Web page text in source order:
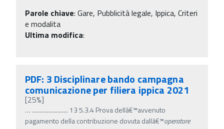
Parole chiave: Gare, Pubblicità legale, Ippica, Criteri
e modalita
Ultima modifica:
PDF: 3 Disciplinare bando campagna
comunicazione per filiera ippica 2021
[25%]
… ........................ 13 5.3.4 Prova dellâ€™avvenuto
pagamento della contribuzione dovuta dallâ€™operatore